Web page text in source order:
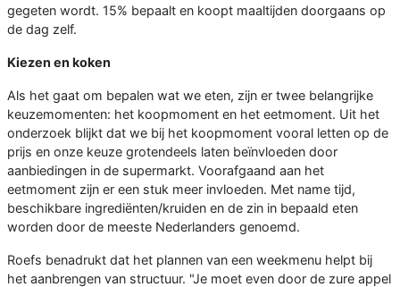
gegeten wordt. 15% bepaalt en koopt maaltijden doorgaans op
de dag zelf.
Kiezen en koken
Als het gaat om bepalen wat we eten, zijn er twee belangrijke
keuzemomenten: het koopmoment en het eetmoment. Uit het
onderzoek blijkt dat we bij het koopmoment vooral letten op de
prijs en onze keuze grotendeels laten beïnvloeden door
aanbiedingen in de supermarkt. Voorafgaand aan het
eetmoment zijn er een stuk meer invloeden. Met name tijd,
beschikbare ingrediënten/kruiden en de zin in bepaald eten
worden door de meeste Nederlanders genoemd.
Roefs benadrukt dat het plannen van een weekmenu helpt bij
het aanbrengen van structuur. "Je moet even door de zure appel